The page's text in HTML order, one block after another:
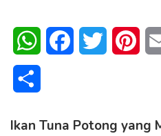
WhatsAppFacebookTwitter
Ikan Tuna Potong yang